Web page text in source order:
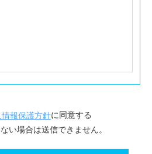
情報保護方針に同意する
い場合は送信できません。